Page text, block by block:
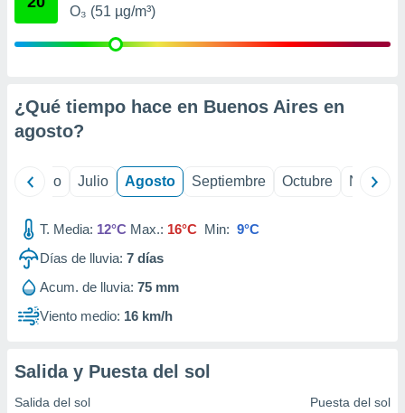
mediante
publicidad
publicidad
1199
O₃ (51 µg/m³)
¿Qué tiempo hace en Buenos Aires en
agosto?
Junio Julio Agosto Septiembre Octubre
T. Media: 12°C Max.: 16°C Min: 9°C
Días de lluvia: 7 días
Acum. de lluvia: 75 mm
Viento medio: 16 km/h
Salida y Puesta del sol
Salida del sol Puesta del sol